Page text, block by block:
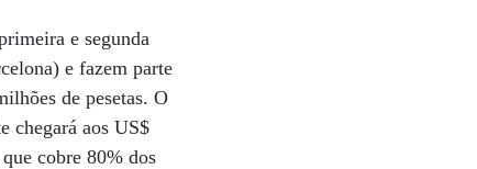
e segunda
e fazem parte
de pesetas. O
chegará aos US$
cobre 80% dos